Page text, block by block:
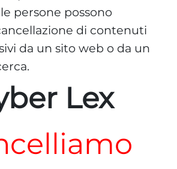
persone possono
di contenuti
da un sito web o da un
Lex